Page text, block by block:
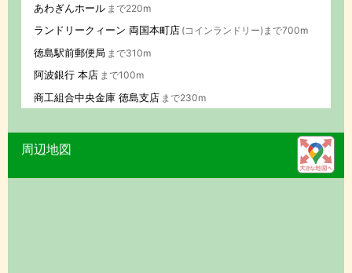
あわぎんホール まで220m
ランドリークィーン 両国本町店 (コインランドリー)まで700m
徳島駅前郵便局 まで310m
阿波銀行 本店 まで100m
商工組合中央金庫 徳島支店 まで230m
周辺地図